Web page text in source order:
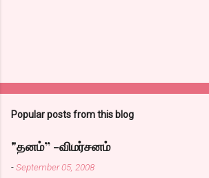
Popular posts from this blog
"தனம்” -விமர்சனம்
-September 05, 2008